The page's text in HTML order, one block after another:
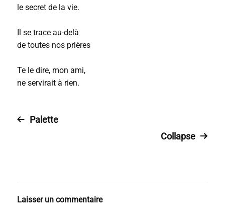
le secret de la vie.
Il se trace au-delà
de toutes nos prières
Te le dire, mon ami,
ne servirait à rien.
Palette
Collapse
Laisser un commentaire